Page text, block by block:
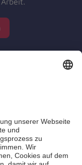
Hilfe e.V.
e.V.